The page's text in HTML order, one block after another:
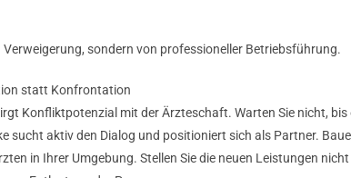
sondern von professioneller Betriebsführung.
statt Konfrontation
Konfliktpotenzial mit der Ärzteschaft. Warten Sie nicht, bis
sucht aktiv den Dialog und positioniert sich als Partner.
in Ihrer Umgebung. Stellen Sie die neuen Leistungen